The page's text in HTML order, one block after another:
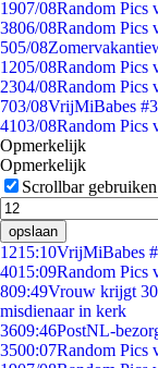
1907/08Random Pics
3806/08Random Pics
505/08
1205/08Random Pics
2304/08Random Pics
703/08VrijMiBabes
4103/08Random Pics
Opmerkelijk
Opmerkelijk
Scrollbar gebruiken
opslaan
1215:10VrijMiBabes
4015:09Random Pics
809:49Vrouw krijgt 30
misdienaar in kerk
3609:46PostNL-
3500:07Random Pics